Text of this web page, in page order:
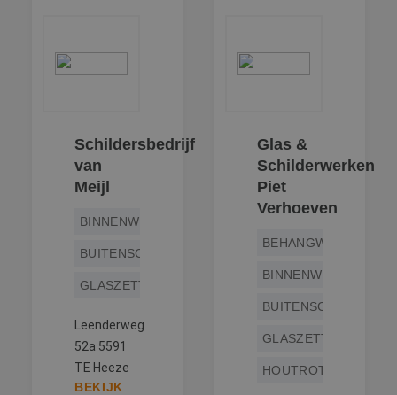
Schildersbedrijf
van
Meijl
BINNENWERK
BUITENSCHILDERWERK
GLASZETTEN
Leenderweg
52a 5591
TE Heeze
BEKIJK
Glas &
Schilderwerken
Piet
Verhoeven
BEHANGWERK
BINNENWERK
GLASZETTEN
HOUTROTREPARATIE